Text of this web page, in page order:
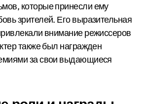
которые принесли ему
зрителей. Его выразительная
внимание режиссеров
также был награжден
за свои выдающиеся